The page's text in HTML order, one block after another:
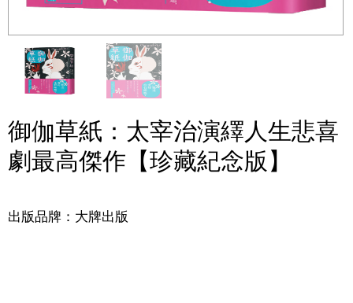
御伽草紙：太宰治演繹人生悲喜
劇最高傑作【珍藏紀念版】
出版品牌：大牌出版